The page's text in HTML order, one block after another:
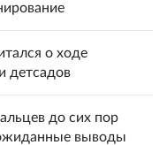
о ходе
детсадов
до сих пор
выводы